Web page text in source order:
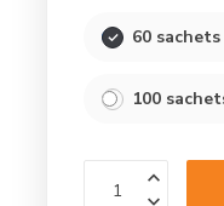
60 sachets
100